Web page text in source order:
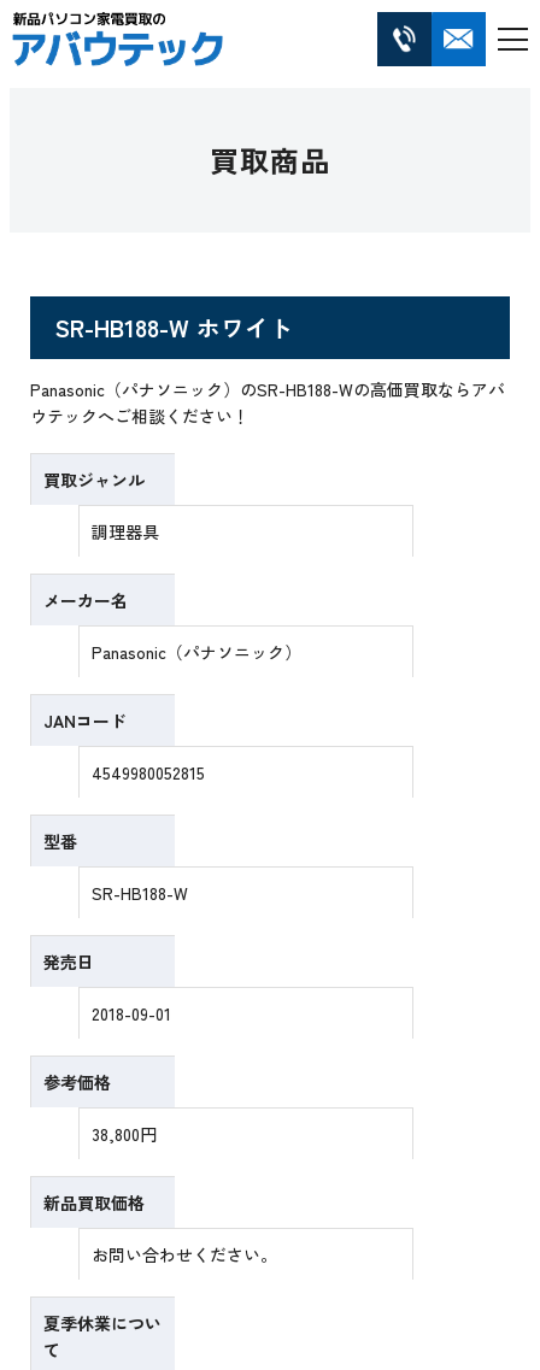
買取商品
SR-HB188-W ホワイト
Panasonic（パナソニック）のSR-HB188-Wの高価買取ならアバ
ウテックへご相談ください！
買取ジャンル
調理器具
メーカー名
Panasonic（パナソニック）
JANコード
4549980052815
型番
SR-HB188-W
発売日
2018-09-01
参考価格
38,800円
新品買取価格
お問い合わせください。
夏季休業につい
て